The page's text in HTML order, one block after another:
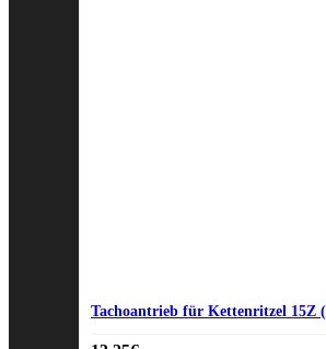
Tachoantrieb für Kettenritzel 15Z